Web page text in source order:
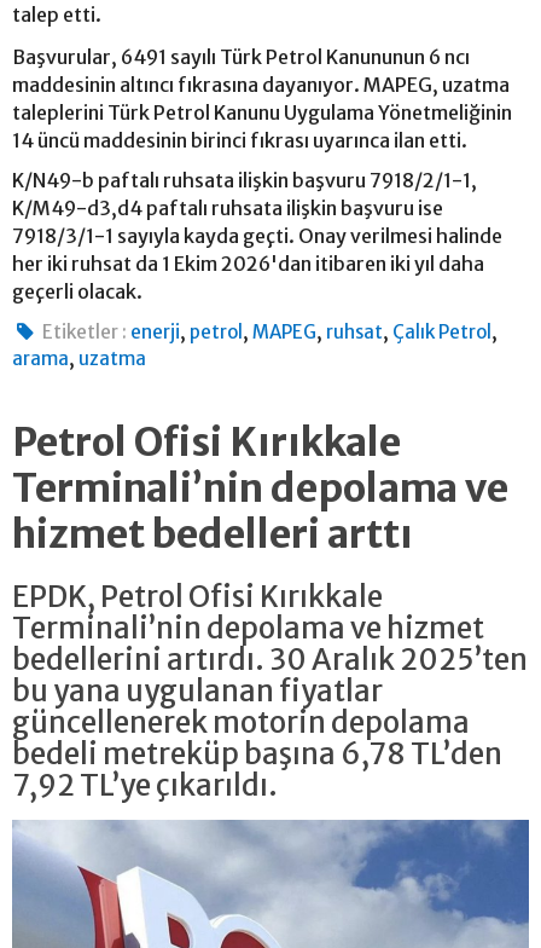
talep etti.
Başvurular, 6491 sayılı Türk Petrol Kanununun 6 ncı
maddesinin altıncı fıkrasına dayanıyor. MAPEG, uzatma
taleplerini Türk Petrol Kanunu Uygulama Yönetmeliğinin
14 üncü maddesinin birinci fıkrası uyarınca ilan etti.
K/N49-b paftalı ruhsata ilişkin başvuru 7918/2/1-1,
K/M49-d3,d4 paftalı ruhsata ilişkin başvuru ise
7918/3/1-1 sayıyla kayda geçti. Onay verilmesi halinde
her iki ruhsat da 1 Ekim 2026'dan itibaren iki yıl daha
geçerli olacak.
Etiketler : enerji, petrol ,MAPEG, ruhsat, Çalık Petrol ,
arama, uzatma
Petrol Ofisi Kırıkkale
Terminali’nin depolama ve
hizmet bedelleri arttı
EPDK, Petrol Ofisi Kırıkkale
Terminali’nin depolama ve hizmet
bedellerini artırdı. 30 Aralık 2025’ten
bu yana uygulanan fiyatlar
güncellenerek motorin depolama
bedeli metreküp başına 6,78 TL’den
7,92 TL’ye çıkarıldı.